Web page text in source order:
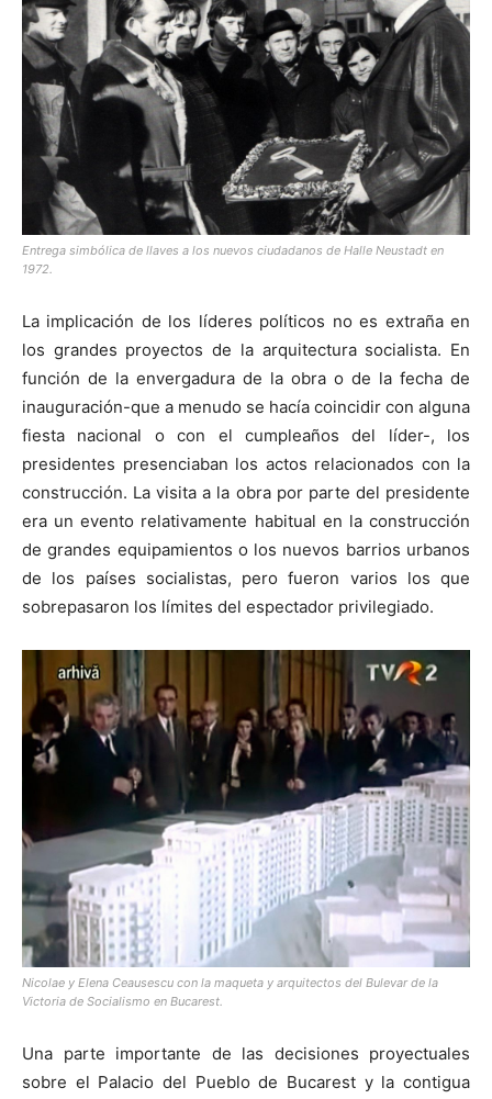
Entrega simbólica de llaves a los nuevos ciudadanos de Halle Neustadt en
1972.
La implicación de los líderes políticos no es extraña en
los grandes proyectos de la arquitectura socialista. En
función de la envergadura de la obra o de la fecha de
inauguración-que a menudo se hacía coincidir con alguna
fiesta nacional o con el cumpleaños del líder-, los
presidentes presenciaban los actos relacionados con la
construcción. La visita a la obra por parte del presidente
era un evento relativamente habitual en la construcción
de grandes equipamientos o los nuevos barrios urbanos
de los países socialistas, pero fueron varios los que
sobrepasaron los límites del espectador privilegiado.
Nicolae y Elena Ceausescu con la maqueta y arquitectos del Bulevar de la
Victoria de Socialismo en Bucarest.
Una parte importante de las decisiones proyectuales
sobre el Palacio del Pueblo de Bucarest y la contigua